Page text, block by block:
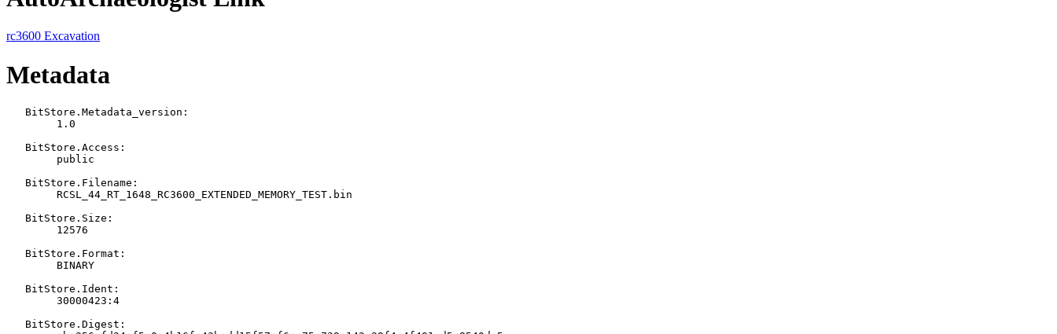
rc3600 Excavation
Metadata
   BitStore.Metadata_version:
   BitStore.Access:
   BitStore.Filename:
   BitStore.Size:
   BitStore.Format:
   BitStore.Ident:
   BitStore.Digest: